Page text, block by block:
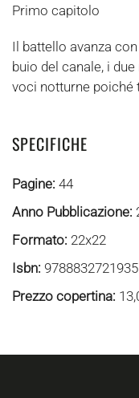
Primo capitolo
Il battello avanza
buio del canale, i
voci notturne poiché
SPECIFICHE
Pagine: 44
Anno Pubblicazione:
Formato: 22x22
Isbn: 9788832721935
Prezzo copertina: